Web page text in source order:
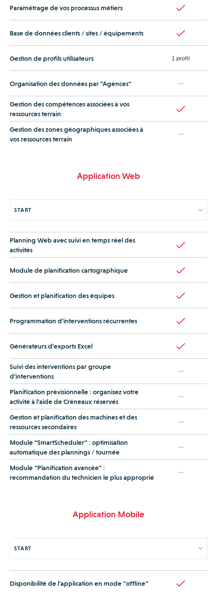
Paramétrage de vos processus métiers
Base de données clients / sites / équipements
Gestion de profils utilisateurs 1 profil
Organisation des données par “Agences”
Gestion des compétences associées à vos
ressources terrain
Gestion des zones géographiques associées à
vos ressources terrain
Application Web
Planning Web avec suivi en temps réel des
activités
Module de planification cartographique
Gestion et planification des équipes
Programmation d’interventions récurrentes
Générateurs d’exports Excel
Suivi des interventions par groupe
d’interventions
Planification prévisionnelle : organisez votre
activité à l’aide de Créneaux réservés
Gestion et planification des machines et des
ressources secondaires
Module “SmartScheduler” : optimisation
automatique des plannings / tournée
Module “Planification avancée” :
recommandation du technicien le plus approprié
Application Mobile
Disponibilité de l’application en mode “offline”